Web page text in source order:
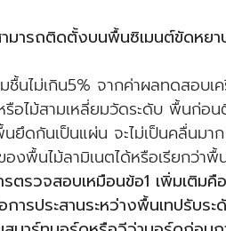
มารถติดตั้งบนพื้นซิเมนต์ขัดหย
ไม่เกิน5% จากค่าผลทดสอบเ
อไม้สามเหลี่ยมวัดระดับ พื้นก่
ดกันเป็นแผ่น จะไม่เป็นคลื่นม
งพื้นไม้ลามิเนตได้หรือเรียกว่าพื้
รตรวจสอบเหมือนข้อ1 เพิ่มเติม
รประสานระหว่างพื้นเทปรับร